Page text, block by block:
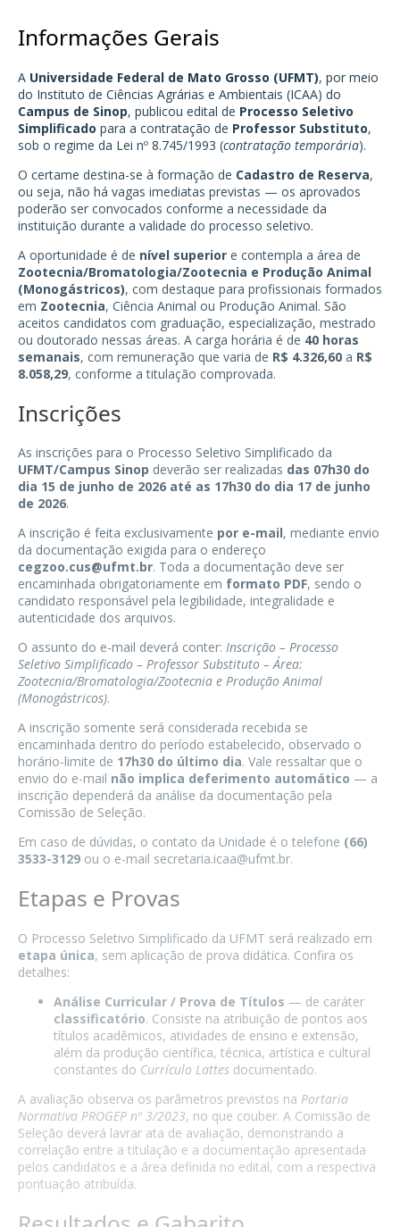
Informações Gerais
A Universidade Federal de Mato Grosso (UFMT), por meio
do Instituto de Ciências Agrárias e Ambientais (ICAA) do
Campus de Sinop, publicou edital de Processo Seletivo
Simplificado para a contratação de Professor Substituto,
sob o regime da Lei nº 8.745/1993 (contratação temporária).
O certame destina-se à formação de Cadastro de Reserva,
ou seja, não há vagas imediatas previstas — os aprovados
poderão ser convocados conforme a necessidade da
instituição durante a validade do processo seletivo.
A oportunidade é de nível superior e contempla a área de
Zootecnia/Bromatologia/Zootecnia e Produção Animal
(Monogástricos), com destaque para profissionais formados
em Zootecnia, Ciência Animal ou Produção Animal. São
aceitos candidatos com graduação, especialização, mestrado
ou doutorado nessas áreas. A carga horária é de 40 horas
semanais, com remuneração que varia de R$ 4.326,60 a R$
8.058,29, conforme a titulação comprovada.
Inscrições
As inscrições para o Processo Seletivo Simplificado da
UFMT/Campus Sinop deverão ser realizadas das 07h30 do
dia 15 de junho de 2026 até as 17h30 do dia 17 de junho
de 2026.
A inscrição é feita exclusivamente por e-mail, mediante envio
da documentação exigida para o endereço
cegzoo.cus@ufmt.br. Toda a documentação deve ser
encaminhada obrigatoriamente em formato PDF, sendo o
candidato responsável pela legibilidade, integralidade e
autenticidade dos arquivos.
O assunto do e-mail deverá conter: Inscrição – Processo
Seletivo Simplificado – Professor Substituto – Área:
Zootecnia/Bromatologia/Zootecnia e Produção Animal
(Monogástricos).
A inscrição somente será considerada recebida se
encaminhada dentro do período estabelecido, observado o
horário-limite de 17h30 do último dia. Vale ressaltar que o
envio do e-mail não implica deferimento automático — a
inscrição dependerá da análise da documentação pela
Comissão de Seleção.
Em caso de dúvidas, o contato da Unidade é o telefone (66)
3533-3129 ou o e-mail secretaria.icaa@ufmt.br.
Etapas e Provas
O Processo Seletivo Simplificado da UFMT será realizado em
etapa única, sem aplicação de prova didática. Confira os
detalhes:
Análise Curricular / Prova de Títulos — de caráter
classificatório. Consiste na atribuição de pontos aos
títulos acadêmicos, atividades de ensino e extensão,
além da produção científica, técnica, artística e cultural
constantes do Currículo Lattes documentado.
A avaliação observa os parâmetros previstos na Portaria
Normativa PROGEP nº 3/2023, no que couber. A Comissão de
Seleção deverá lavrar ata de avaliação, demonstrando a
correlação entre a titulação e a documentação apresentada
pelos candidatos e a área definida no edital, com a respectiva
pontuação atribuída.